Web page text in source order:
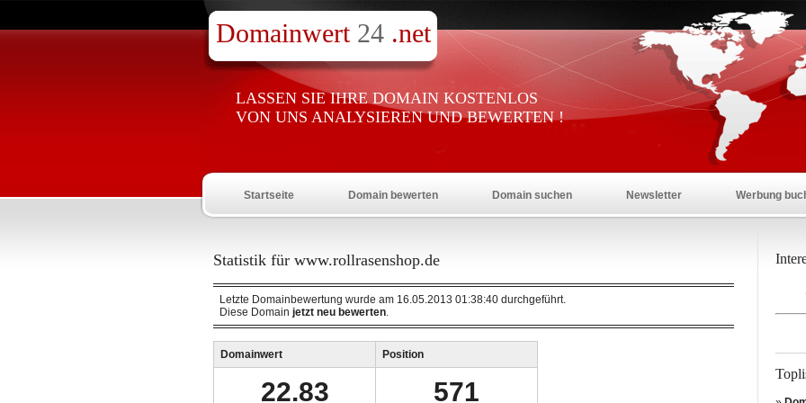
Domainwert 24 .net
LASSEN SIE IHRE DOMAIN KOSTENLOS
VON UNS ANALYSIEREN UND BEWERTEN !
Startseite Domain bewerten Domain suchen Newsletter Werbung
Statistik für www.rollrasenshop.de
Letzte Domainbewertung wurde am 16.05.2013 01:38:40 durchgeführt.
Diese Domain jetzt neu bewerten.
Domainwert Position
22.83 571